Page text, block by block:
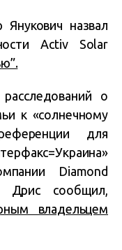
назвал
Activ Solar
о
к «солнечному
для
Diamond
Дрис сообщил,
владельцем